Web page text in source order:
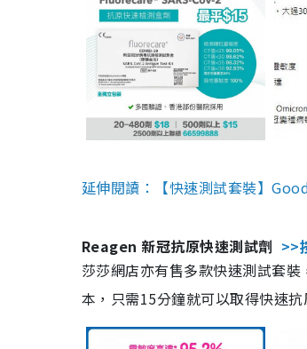
延伸閱讀：【快速測試套裝】
Reagen 新冠抗原快速測試劑 >>
莎莎網店亦有售多款快速測試套
本，只需15分鐘就可以取得快速